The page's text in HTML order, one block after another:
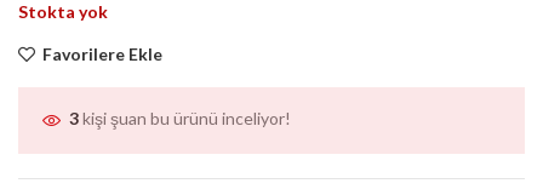
Stokta yok
Favorilere Ekle
3kişi şuan bu ürünü inceliyor!